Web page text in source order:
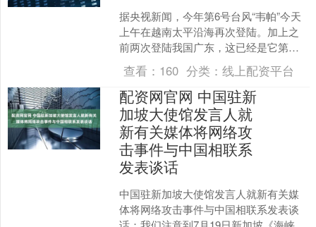
据央视新闻，今年第6号台风“韦帕”今天
上午在越南太平沿海再次登陆。加上之
前两次登陆我国广东，这已经是它第三
次登陆了。同一个台风需要怎样的条件
才能多次登陆？哪些方....
查看： 160 分类： 线上配资平台
配资网官网 中国驻新
加坡大使馆发言人就
新有关媒体将网络攻
击事件与中国相联系
发表谈话
中国驻新加坡大使馆发言人就新有关媒
体将网络攻击事件与中国相联系发表谈